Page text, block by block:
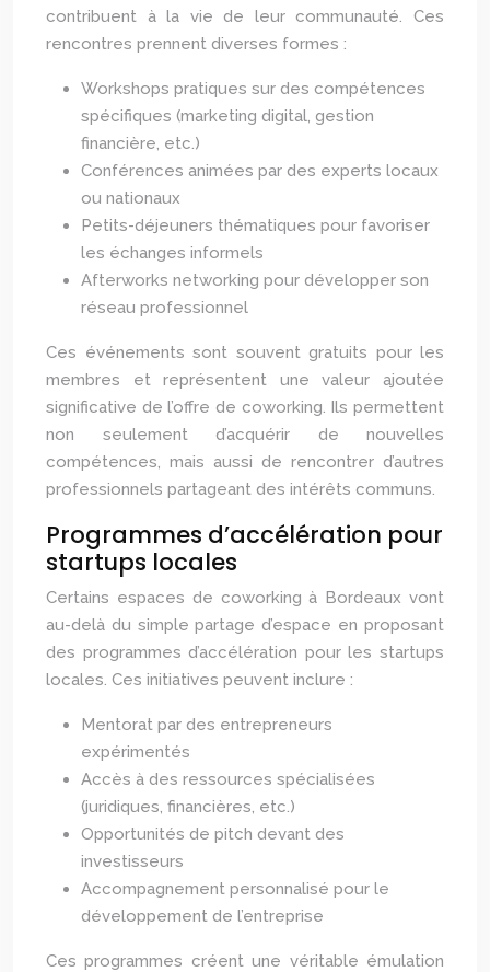
contribuent à la vie de leur communauté. Ces
rencontres prennent diverses formes :
Workshops pratiques sur des compétences
spécifiques (marketing digital, gestion
financière, etc.)
Conférences animées par des experts locaux
ou nationaux
Petits-déjeuners thématiques pour favoriser
les échanges informels
Afterworks networking pour développer son
réseau professionnel
Ces événements sont souvent gratuits pour les
membres et représentent une valeur ajoutée
significative de l’offre de coworking. Ils permettent
non seulement d’acquérir de nouvelles
compétences, mais aussi de rencontrer d’autres
professionnels partageant des intérêts communs.
Programmes d’accélération pour
startups locales
Certains espaces de coworking à Bordeaux vont
au-delà du simple partage d’espace en proposant
des programmes d’accélération pour les startups
locales. Ces initiatives peuvent inclure :
Mentorat par des entrepreneurs
expérimentés
Accès à des ressources spécialisées
(juridiques, financières, etc.)
Opportunités de pitch devant des
investisseurs
Accompagnement personnalisé pour le
développement de l’entreprise
Ces programmes créent une véritable émulation